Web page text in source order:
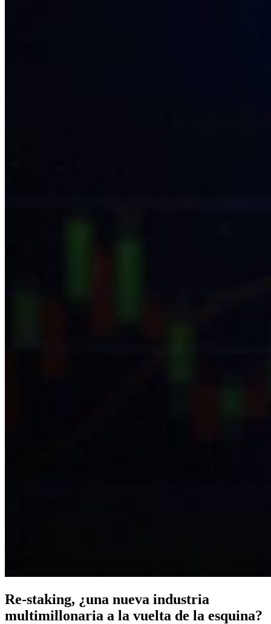
Re-staking, ¿una nueva industria
multimillonaria a la vuelta de la esquina?